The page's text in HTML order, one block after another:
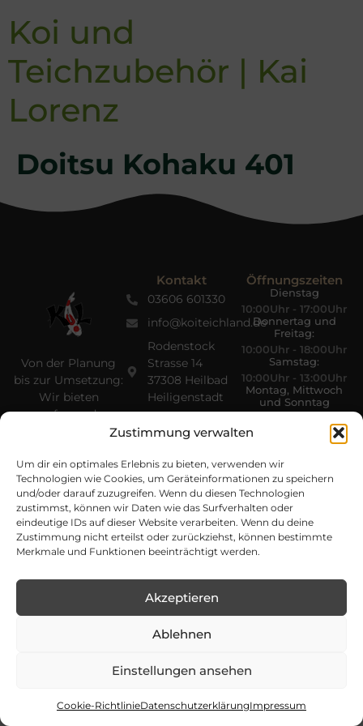
Zustimmung verwalten
Um dir ein optimales Erlebnis zu bieten, verwenden wir
Technologien wie Cookies, um Geräteinformationen zu speichern
und/oder darauf zuzugreifen. Wenn du diesen Technologien
zustimmst, können wir Daten wie das Surfverhalten oder
eindeutige IDs auf dieser Website verarbeiten. Wenn du deine
Zustimmung nicht erteilst oder zurückziehst, können bestimmte
Merkmale und Funktionen beeinträchtigt werden.
Akzeptieren
Ablehnen
Einstellungen ansehen
Cookie-RichtlinieDatenschutzerklärungImpressum
Koi und
Teichzubehör | Kai
Lorenz
Doitsu Kohaku 401
Von der Planung
bis zur Umsetzung:
Wir bieten
umfassende
Dienstleistungen
sowie den Handel
mit Koi – perfekt
abgestimmt auf
jede Art von
Außenfläche.
Kontakt
03606 601330
info@koiteichland.de
Rodenstock
Strasse 14
37308 Heilbad
Heiligenstadt
Öffnungszeiten
Dienstag
10:00Uhr - 17:00Uhr
Donnertag und
Freitag:
10:00Uhr - 18:00Uhr
Samstag:
10:00Uhr - 13:00Uhr
Montag, Mittwoch
und Sonntag
vorbehalten | Entwickelt vonBoldpeak
Datenschutzerklärung